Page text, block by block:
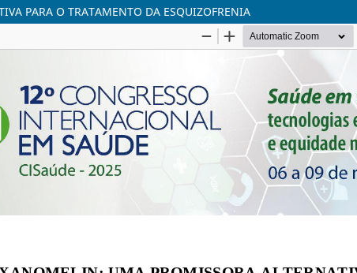
PARA O TRATAMENTO DA ESQUIZOFRENIA